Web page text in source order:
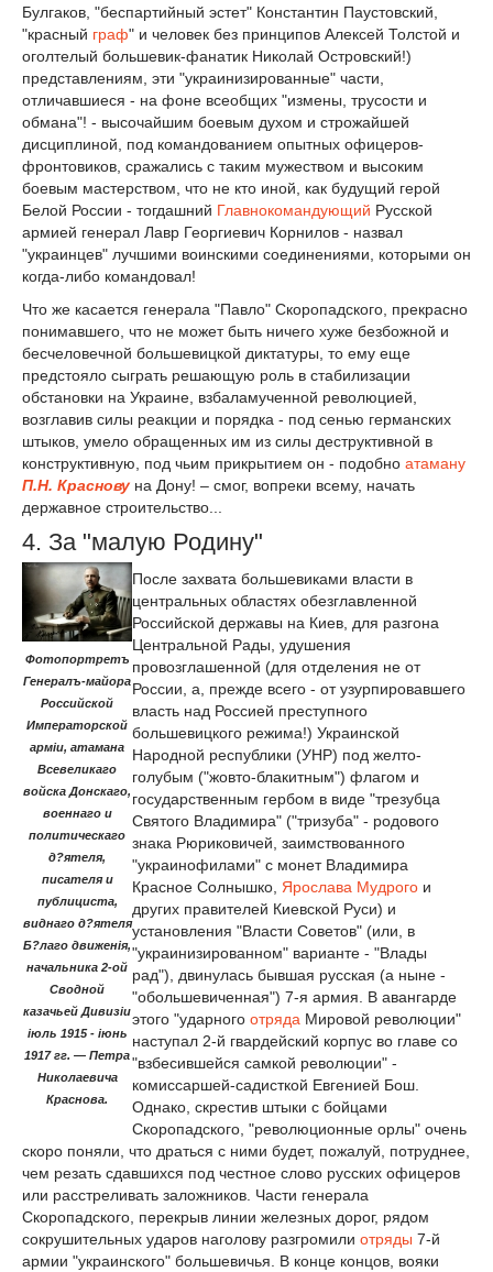
Булгаков, "беспартийный эстет" Константин Паустовский,
"красный граф" и человек без принципов Алексей Толстой и
оголтелый большевик-фанатик Николай Островский!)
представлениям, эти "украинизированные" части,
отличавшиеся - на фоне всеобщих "измены, трусости и
обмана"! - высочайшим боевым духом и строжайшей
дисциплиной, под командованием опытных офицеров-
фронтовиков, сражались с таким мужеством и высоким
боевым мастерством, что не кто иной, как будущий герой
Белой России - тогдашний Главнокомандующий Русской
армией генерал Лавр Георгиевич Корнилов - назвал
"украинцев" лучшими воинскими соединениями, которыми он
когда-либо командовал!
Что же касается генерала "Павло" Скоропадского, прекрасно
понимавшего, что не может быть ничего хуже безбожной и
бесчеловечной большевицкой диктатуры, то ему еще
предстояло сыграть решающую роль в стабилизации
обстановки на Украине, взбаламученной революцией,
возглавив силы реакции и порядка - под сенью германских
штыков, умело обращенных им из силы деструктивной в
конструктивную, под чьим прикрытием он - подобно атаману
П.Н. Краснову на Дону! – смог, вопреки всему, начать
державное строительство...
4. За "малую Родину"
Фотопортретъ
Генералъ-майора
Российской
Императорской
арміи, атамана
Всевеликаго
войска Донскаго,
военнаго и
политическаго
д?ятеля,
писателя и
публициста,
виднаго д?ятеля
Б?лаго движенія,
начальника 2-ой
Сводной
казачьей Дивизіи
іюль 1915 - іюнь
1917 гг. — Петра
Николаевича
Краснова.
После захвата большевиками власти в
центральных областях обезглавленной
Российской державы на Киев, для разгона
Центральной Рады, удушения
провозглашенной (для отделения не от
России, а, прежде всего - от узурпировавшего
власть над Россией преступного
большевицкого режима!) Украинской
Народной республики (УНР) под желто-
голубым ("жовто-блакитным") флагом и
государственным гербом в виде "трезубца
Святого Владимира" ("тризуба" - родового
знака Рюриковичей, заимствованного
"украинофилами" с монет Владимира
Красное Солнышко, Ярослава Мудрого и
других правителей Киевской Руси) и
установления "Власти Советов" (или, в
"украинизированном" варианте - "Влады
рад"), двинулась бывшая русская (а ныне -
"обольшевиченная") 7-я армия. В авангарде
этого "ударного отряда Мировой революции"
наступал 2-й гвардейский корпус во главе со
"взбесившейся самкой революции" -
комиссаршей-садисткой Евгенией Бош.
Однако, скрестив штыки с бойцами
Скоропадского, "революционные орлы" очень
скоро поняли, что драться с ними будет, пожалуй, потруднее,
чем резать сдавшихся под честное слово русских офицеров
или расстреливать заложников. Части генерала
Скоропадского, перекрыв линии железных дорог, рядом
сокрушительных ударов наголову разгромили отряды 7-й
армии "украинского" большевичья. В конце концов, вояки